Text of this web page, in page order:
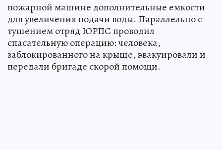
пожарной машине дополнительные емкости
для увеличения подачи воды. Параллельно с
тушением отряд ЮРПС проводил
спасательную операцию: человека,
заблокированного на крыше, эвакуировали и
передали бригаде скорой помощи.